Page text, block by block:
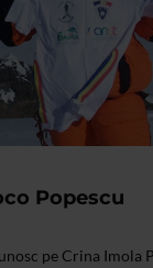
Popescu
pe Crina Imola